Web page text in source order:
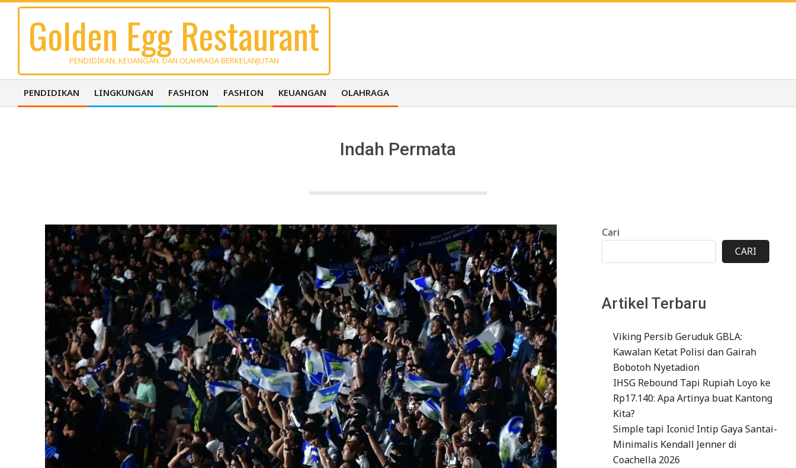
Skip
contentGolden Egg Restaurant
PENDIDIKAN, KEUANGAN, DAN OLAHRAGA BERKELANJUTAN
Primary
PENDIDIKAN LINGKUNGAN FASHION FASHION KEUANGAN OLAHRAGA
Indah Permata
Cari
CARI
Artikel Terbaru
Viking Persib Geruduk GBLA:
Kawalan Ketat Polisi dan Gairah
Bobotoh Nyetadion
IHSG Rebound Tapi Rupiah Loyo ke
Rp17.140: Apa Artinya buat Kantong
Kita?
Simple tapi Iconic! Intip Gaya Santai-
Minimalis Kendall Jenner di
Coachella 2026